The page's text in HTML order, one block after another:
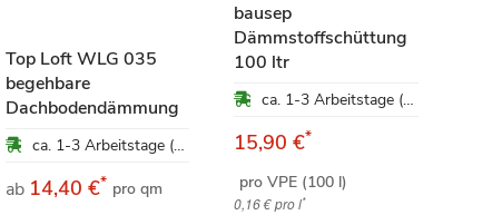
Top Loft WLG 035
begehbare
Dachbodendämmung
ca. 1-3 Arbeitstage (Mo-Fr)
ab 14,40 €* pro qm
bausep
Dämmstoffschüttung
100 ltr
ca. 1-3 Arbeitstage (Mo-Fr)
15,90 €*
pro VPE (100 l)
0,16 €pro l*